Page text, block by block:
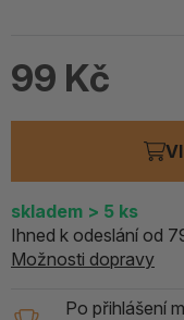
99 Kč
skladem > 5 ks
Ihned k odeslání od
Možnosti dopravy
Po přihlášení